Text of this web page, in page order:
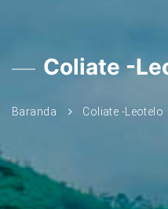
Coliate -
Baranda Coliate -Leotelo